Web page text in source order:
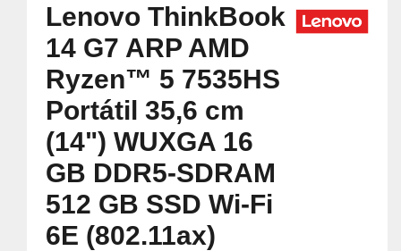
Lenovo ThinkBook
14 G7 ARP AMD
Ryzen™ 5 7535HS
Portátil 35,6 cm
(14") WUXGA 16
GB DDR5-SDRAM
512 GB SSD Wi-Fi
6E (802.11ax)